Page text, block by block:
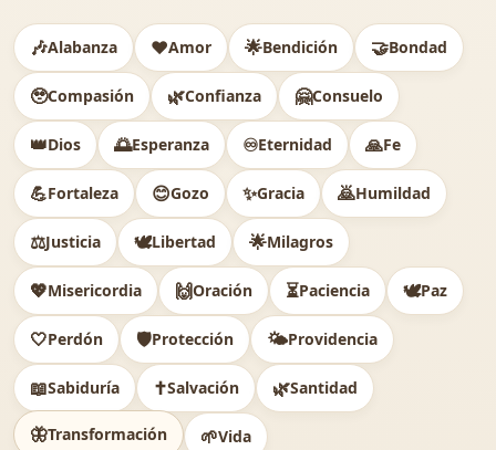
🎶Alabanza ❤️Amor 🌟Bendición 🤝Bondad
🥹Compasión 🌿Confianza 🤗Consuelo
👑Dios 🌅Esperanza ♾️Eternidad 🙏Fe
💪Fortaleza 😊Gozo ✨Gracia 🙇Humildad
⚖️Justicia 🕊Libertad 🌟Milagros
💖Misericordia 🙌Oración ⏳Paciencia 🕊️Paz
🤍Perdón 🛡️Protección 🌤️Providencia
📖Sabiduría ✝️Salvación 🌿Santidad
🦋Transformación 🌱Vida